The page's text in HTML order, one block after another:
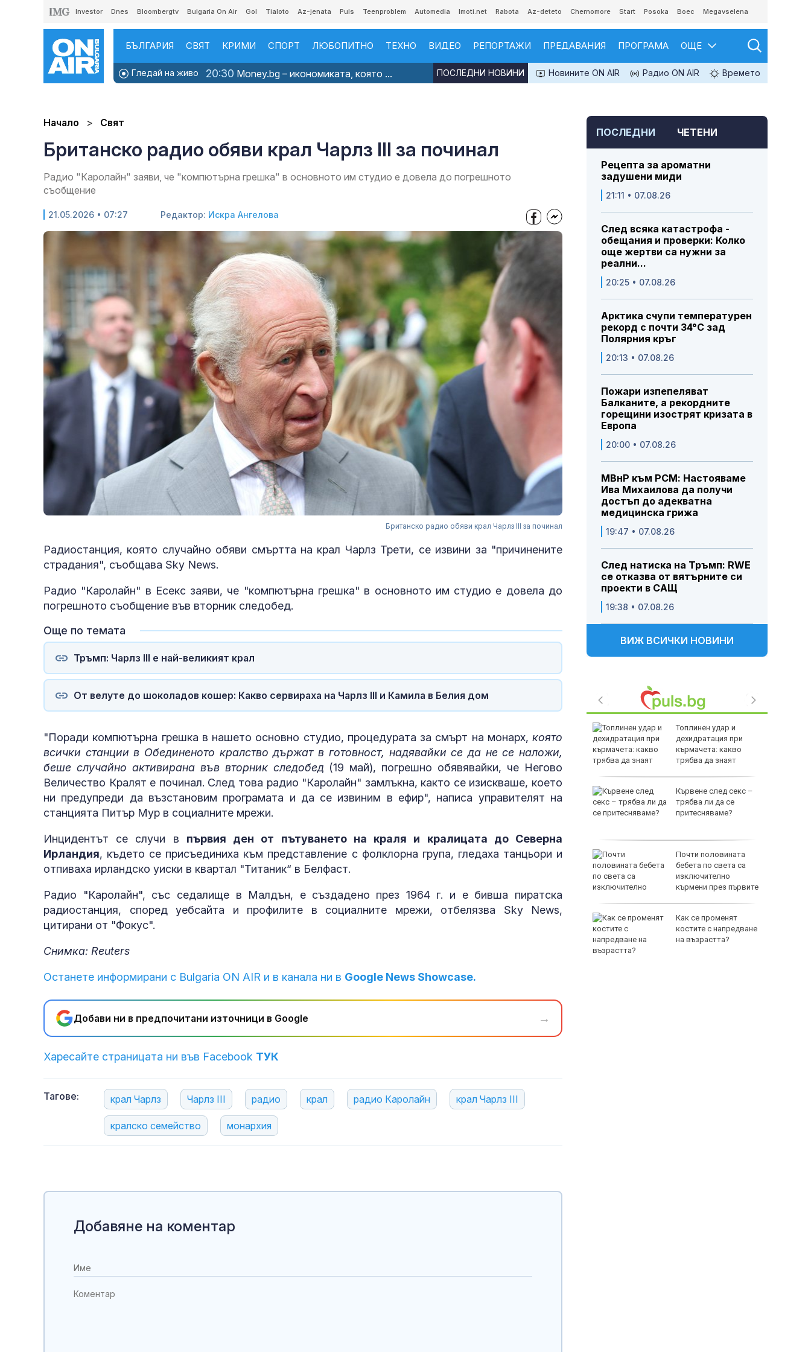
Investor Dnes Bloombergtv Bulgaria On Air Gol Tialoto Az-jenata Puls Teenproblem Automedia Imoti.net Rabota Az-deteto Chernomore Start Posoka Boec Megavselena
БЪЛГАРИЯ СВЯТ КРИМИ СПОРТ ЛЮБОПИТНО ТЕХНО ВИДЕО РЕПОРТАЖИ ПРЕДАВАНИЯ ПРОГРАМА ОЩЕ
Гледай на живо 20:30 Money.bg – икономиката, която ... Новините ON AIR Радио ON AIR Времето
ПОСЛЕДНИ НОВИНИ
Начало Свят
Британско радио обяви крал Чарлз III за починал
Радио "Каролайн" заяви, че "компютърна грешка" в основното им студио е довела до погрешното
съобщение
21.05.2026 • 07:27 Редактор: Искра Ангелова
Британско радио обяви крал Чарлз III за починал
Радиостанция, която случайно обяви смъртта на крал Чарлз Трети, се извини за "причинените
страдания", съобщава Sky News.
Радио "Каролайн" в Есекс заяви, че "компютърна грешка" в основното им студио е довела до
погрешното съобщение във вторник следобед.
Още по темата
Тръмп: Чарлз III е най-великият крал
От велуте до шоколадов кошер: Какво сервираха на Чарлз III и Камила в Белия дом
"Поради компютърна грешка в нашето основно студио, процедурата за смърт на монарх, която
всички станции в Обединеното кралство държат в готовност, надявайки се да не се наложи,
беше случайно активирана във вторник следобед (19 май), погрешно обявявайки, че Негово
Величество Кралят е починал. След това радио "Каролайн" замлъкна, както се изискваше, което
ни предупреди да възстановим програмата и да се извиним в ефир", написа управителят на
станцията Питър Мур в социалните мрежи.
Инцидентът се случи в първия ден от пътуването на краля и кралицата до Северна
Ирландия, където се присъединиха към представление с фолклорна група, гледаха танцьори и
отпиваха ирландско уиски в квартал "Титаник“ в Белфаст.
Радио "Каролайн", със седалище в Малдън, е създадено през 1964 г. и е бивша пиратска
радиостанция, според уебсайта и профилите в социалните мрежи, отбелязва Sky News,
цитирани от "Фокус".
Снимка: Reuters
Останете информирани с Bulgaria ON AIR и в канала ни в Google News Showcase.
Добави ни в предпочитани източници в Google →
Харесайте страницата ни във Facebook ТУК
Тагове: крал Чарлз Чарлз III радио крал радио Каролайн крал Чарлз III
кралско семейство монархия
ПОСЛЕДНИ ЧЕТЕНИ
Рецепта за ароматни
задушени миди
21:11 • 07.08.26
След всяка катастрофа -
обещания и проверки: Колко
още жертви са нужни за
реални...
20:25 • 07.08.26
Арктика счупи температурен
рекорд с почти 34°C зад
Полярния кръг
20:13 • 07.08.26
Пожари изпепеляват
Балканите, а рекордните
горещини изострят кризата в
Европа
20:00 • 07.08.26
МВнР към РСМ: Настояваме
Ива Михаилова да получи
достъп до адекватна
медицинска грижа
19:47 • 07.08.26
След натиска на Тръмп: RWE
се отказва от вятърните си
проекти в САЩ
19:38 • 07.08.26
ВИЖ ВСИЧКИ НОВИНИ
Тръмп разсекрети
нови документи за
Антонио Бандерас:
Инфарктът е най-
Чуждестранни бойци
Близо 34°C измериха
Топлинен удар и
дехидратация при
кърмачета: какво
трябва да знаят
Кървене след секс –
трябва ли да се
притесняваме?
Почти половината
бебета по света са
изключително
кърмени през първите
Как се променят
костите с напредване
на възрастта?
Добавяне на коментар